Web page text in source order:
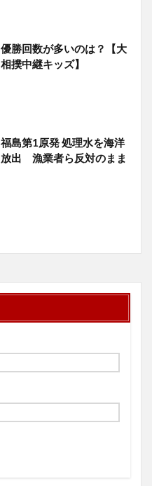
優勝回数が多いのは？【大
相撲中継キッズ】
福島第1原発 処理水を海洋
放出 漁業者ら反対のまま